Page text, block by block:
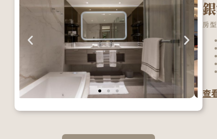
房
查